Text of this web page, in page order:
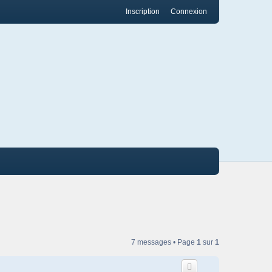
Connexion
Inscription
7 messages • Page 1 sur 1